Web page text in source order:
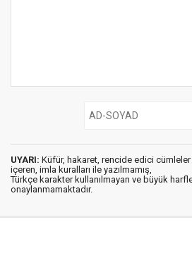
UYARI: Küfür, hakaret, rencide edici cümleler
içeren, imla kuralları ile yazılmamış,
Türkçe karakter kullanılmayan ve büyük
onaylanmamaktadır.